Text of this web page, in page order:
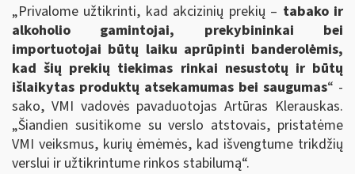
„Privalome užtikrinti, kad akcizinių prekių – tabako ir
alkoholio gamintojai, prekybininkai bei
importuotojai būtų laiku aprūpinti banderolėmis,
kad šių prekių tiekimas rinkai nesustotų ir būtų
išlaikytas produktų atsekamumas bei saugumas“ -
sako, VMI vadovės pavaduotojas Artūras Klerauskas.
„Šiandien susitikome su verslo atstovais, pristatėme
VMI veiksmus, kurių ėmėmės, kad išvengtume trikdžių
verslui ir užtikrintume rinkos stabilumą“.